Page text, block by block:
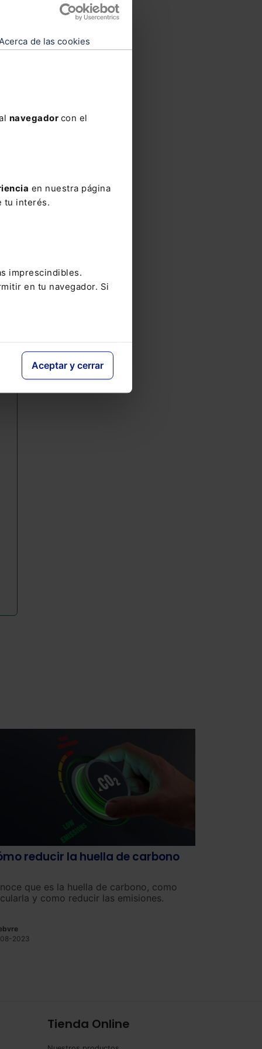
de las cookies
navegador con el
en nuestra página
tu interés.
imprescindibles.
en tu navegador. Si
Aceptar y cerrar
reducir la huella de carbono
que es la huella de carbono, como
y como reducir las emisiones.
2023
Tienda Online